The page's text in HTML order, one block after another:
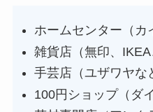
ホームセンター（カ
雑貨店（無印、IKEA
手芸店（ユザワヤな
100円ショップ（ダ